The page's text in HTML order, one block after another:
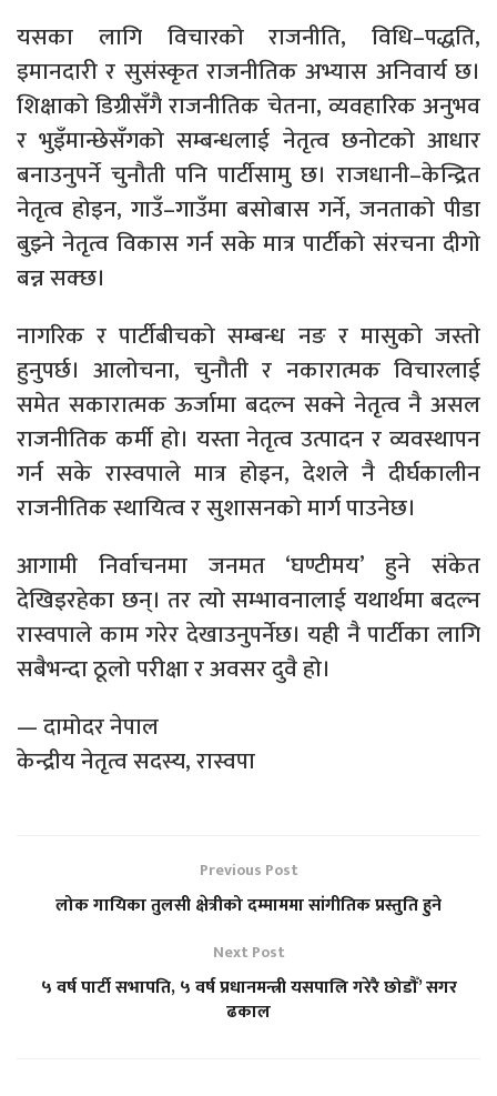
यसका लागि विचारको राजनीति, विधि–पद्धति,
इमानदारी र सुसंस्कृत राजनीतिक अभ्यास अनिवार्य छ।
शिक्षाको डिग्रीसँगै राजनीतिक चेतना, व्यवहारिक अनुभव
र भुइँमान्छेसँगको सम्बन्धलाई नेतृत्व छनोटको आधार
बनाउनुपर्ने चुनौती पनि पार्टीसामु छ। राजधानी–केन्द्रित
नेतृत्व होइन, गाउँ–गाउँमा बसोबास गर्ने, जनताको पीडा
बुझ्ने नेतृत्व विकास गर्न सके मात्र पार्टीको संरचना दीगो
बन्न सक्छ।
नागरिक र पार्टीबीचको सम्बन्ध नङ र मासुको जस्तो
हुनुपर्छ। आलोचना, चुनौती र नकारात्मक विचारलाई
समेत सकारात्मक ऊर्जामा बदल्न सक्ने नेतृत्व नै असल
राजनीतिक कर्मी हो। यस्ता नेतृत्व उत्पादन र व्यवस्थापन
गर्न सके रास्वपाले मात्र होइन, देशले नै दीर्घकालीन
राजनीतिक स्थायित्व र सुशासनको मार्ग पाउनेछ।
आगामी निर्वाचनमा जनमत ‘घण्टीमय’ हुने संकेत
देखिइरहेका छन्। तर त्यो सम्भावनालाई यथार्थमा बदल्न
रास्वपाले काम गरेर देखाउनुपर्नेछ। यही नै पार्टीका लागि
सबैभन्दा ठूलो परीक्षा र अवसर दुवै हो।
— दामोदर नेपाल
केन्द्रीय नेतृत्व सदस्य, रास्वपा
Previous Post
लोक गायिका तुलसी क्षेत्रीको दम्माममा सांगीतिक प्रस्तुति हुने
Next Post
५ वर्ष पार्टी सभापति, ५ वर्ष प्रधानमन्त्री यसपालि गरेरै छोडौँ’ सगर
ढकाल